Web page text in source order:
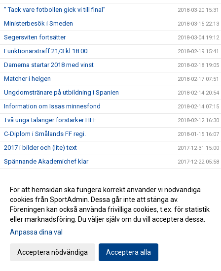
" Tack vare fotbollen gick vi till final" 2018-03-20 15:31
Ministerbesök i Smeden 2018-03-15 22:13
Segersviten fortsätter 2018-03-04 19:12
Funktionärsträff 21/3 kl 18.00 2018-02-19 15:41
Damerna startar 2018 med vinst 2018-02-18 19:05
Matcher i helgen 2018-02-17 07:51
Ungdomstränare på utbildning i Spanien 2018-02-14 20:54
Information om Issas minnesfond 2018-02-14 07:15
Två unga talanger förstärker HFF 2018-02-12 16:30
C-Diplom i Smålands FF regi. 2018-01-15 16:07
2017 i bilder och (lite) text 2017-12-31 15:00
Spännande Akademichef klar 2017-12-22 05:58
Läsglädje ger spelglädje 2017-12-08 06:00
Medlemsutskick 2017-12-06 08:57
Positivt och lärorikt för ungdomsledarna. 2017-11-25 16:37
[HFF 30 ÅR] Branden på Vapenvallen
Värdiga pristagare på Fotbollsgalan
Årets fotbollsfest är på gång
För att hemsidan ska fungera korrekt använder vi nödvändiga
cookies från SportAdmin. Dessa går inte att stänga av.
Föreningen kan också använda frivilliga cookies, t.ex. för statistik
eller marknadsföring. Du väljer själv om du vill acceptera dessa.
Anpassa dina val
Acceptera nödvändiga Acceptera alla